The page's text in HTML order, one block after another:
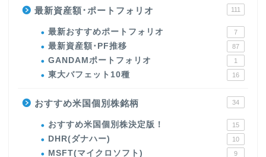
最新資産額･ポートフォリオ 111
最新おすすめポートフォリオ 7
最新資産額･PF推移 87
GANDAMポートフォリオ 1
東大バフェット10種 16
おすすめ米国個別株銘柄 34
おすすめ米国個別株決定版！ 15
DHR(ダナハー) 10
MSFT(マイクロソフト) 9